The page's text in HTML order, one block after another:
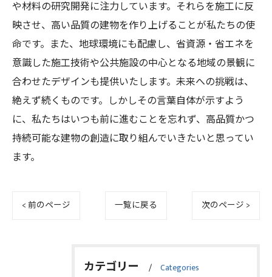
や材料の研究開発に注力しています。それらを施工に反
映させ、高い品質の建物を作り上げることが私たちの使
命です。また、地球環境にも配慮し、省資源・省エネを
意識した施工技術や公共施設の中心となる地域の景観に
合わせたデザインも提供いたします。未来への挑戦は、
絶えず続くものです。しかしその言葉自体が示すよう
に、私たちはいつも前に進むことを忘れず、高品質かつ
持続可能な建物の創造に取り組んでいきたいと思ってい
ます。
< 前のページ 一覧に戻る 次のページ >
カテゴリー Categories